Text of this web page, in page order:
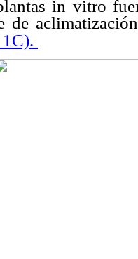
in vitro
de